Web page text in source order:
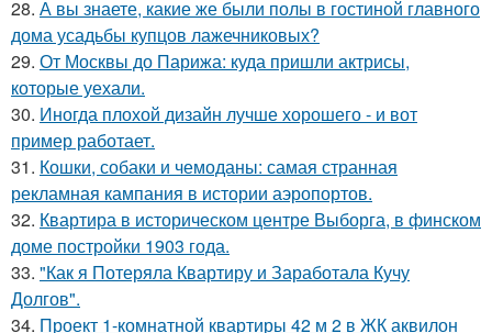
28. А вы знаете, какие же были полы в гостиной главного
дома усадьбы купцов лажечниковых?
29. От Москвы до Парижа: куда пришли актрисы,
которые уехали.
30. Иногда плохой дизайн лучше хорошего - и вот
пример работает.
31. Кошки, собаки и чемоданы: самая странная
рекламная кампания в истории аэропортов.
32. Квартира в историческом центре Выборга, в финском
доме постройки 1903 года.
33. "Как я Потеряла Квартиру и Заработала Кучу
Долгов".
34. Проект 1-комнатной квартиры 42 м 2 в ЖК аквилон